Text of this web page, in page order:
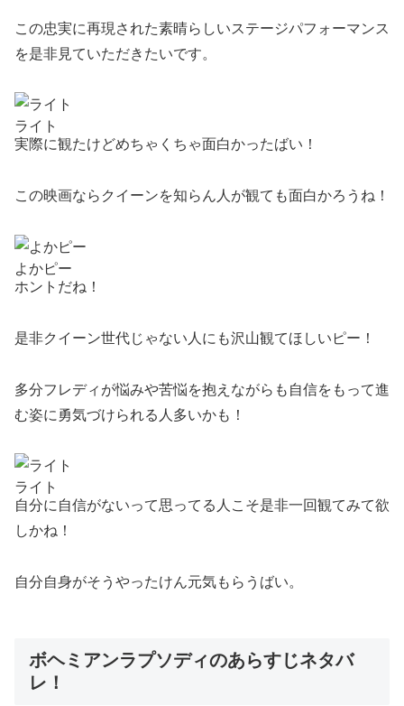
この忠実に再現された素晴らしいステージパフォーマンス
を是非見ていただきたいです。
ライト
実際に観たけどめちゃくちゃ面白かったばい！
この映画ならクイーンを知らん人が観ても面白かろうね！
よかピー
ホントだね！
是非クイーン世代じゃない人にも沢山観てほしいピー！
多分フレディが悩みや苦悩を抱えながらも自信をもって進
む姿に勇気づけられる人多いかも！
ライト
自分に自信がないって思ってる人こそ是非一回観てみて欲
しかね！
自分自身がそうやったけん元気もらうばい。
ボヘミアンラプソディのあらすじネタバ
レ！